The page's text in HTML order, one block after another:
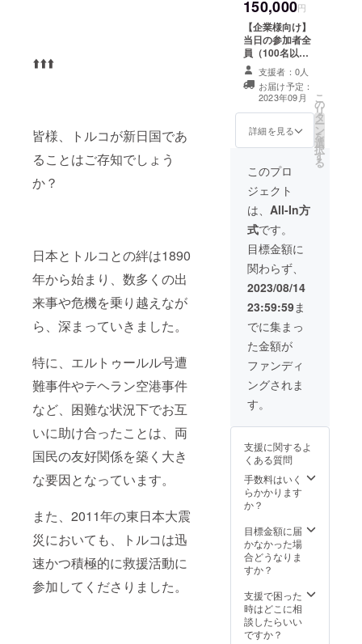
⬆️⬆️⬆️
皆様、トルコが新日国であ
ることはご存知でしょう
か？
日本とトルコとの絆は1890
年から始まり、数多くの出
来事や危機を乗り越えなが
ら、深まっていきました。
特に、エルトゥールル号遭
難事件やテヘラン空港事件
など、困難な状況下でお互
いに助け合ったことは、両
国民の友好関係を築く大き
な要因となっています。
また、2011年の東日本大震
災においても、トルコは迅
速かつ積極的に救援活動に
参加してくださりました。
聞、中日新聞に
取り上げられた
実績がございま
す！） ※支援
時、必ず備考欄
に掲載を希望さ
れるお名前をご
記入ください。
150,000円
【企業様向け】
当日の参加者全
員（100名以
上）に、オンラ
イン上で配るし
おりに協賛企業
様のお名前を記
載させていただ
きます。（御社
のPRにこの機会
い！） ／参加者
にご回答いただ
きたいアンケー
トがございまし
たら、アンケー
ト結果を御社に
提供いたしま
す。 若者の生の
意見や感想を
フィードバック
分以内でオンラ
インで回答でき
るものに限りま
す） ／Choiceの
HPとプロジェク
トのPR動画に、
ご支援いただい
た企業様とし
て、御社名を3か
月間クレジット
に記載させてい
ただきます。
（過去、サーク
ルメンバーが、
朝日新聞、中日
新聞に取り上げ
ざいます！）
（つまり、1万
円、5万円と10
万円 すべての
れている、お得
パックとなりま
す！） ※支援
時、必ず備考欄
支援者：0人
お届け予定：
2023年09月
詳細を見る
こ
の
リ
タ
ー
ン
を
選
択
す
る
このプロ
ジェクト
は、 All-In方
式です。
目標金額に
関わらず、
2023/08/14
23:59:59ま
でに集まっ
た金額が
ファンディ
ングされま
す。
支援に関するよ
くある質問
手数料はいく
らかかります
か？
目標金額に届
かなかった場
合どうなりま
すか？
支援で困った
時はどこに相
談したらいい
ですか？